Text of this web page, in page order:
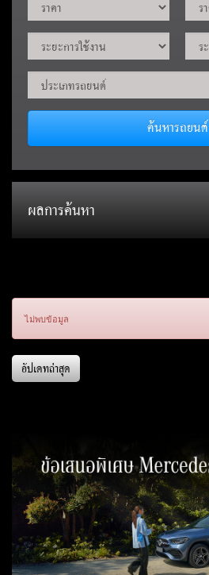
ค้นหารถยนต์
ผลการค้นหา
ไม่พบข้อมูล
อัปเดทล่าสุด